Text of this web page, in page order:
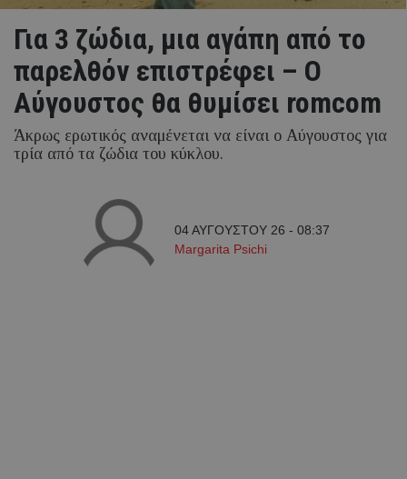
Για 3 ζώδια, μια αγάπη από το
παρελθόν επιστρέφει – Ο
Αύγουστος θα θυμίσει romcom
Άκρως ερωτικός αναμένεται να είναι ο Αύγουστος για
τρία από τα ζώδια του κύκλου.
04 ΑΥΓΟΥΣΤΟΥ 26 - 08:37
Margarita Psichi